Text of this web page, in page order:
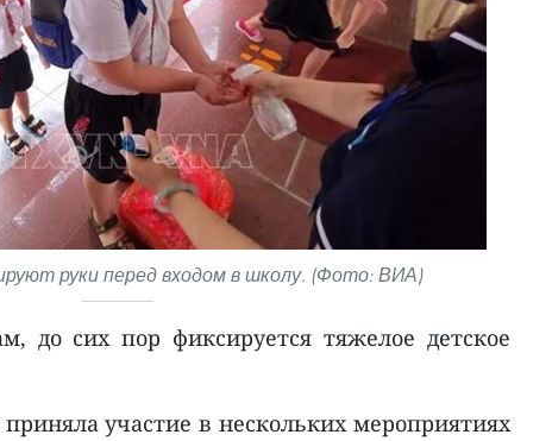
руки перед входом в школу. (Фото: ВИА)
до сих пор фиксируется тяжелое детское
участие в нескольких мероприятиях